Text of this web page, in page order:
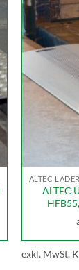
ALTEC
exkl. MwSt.